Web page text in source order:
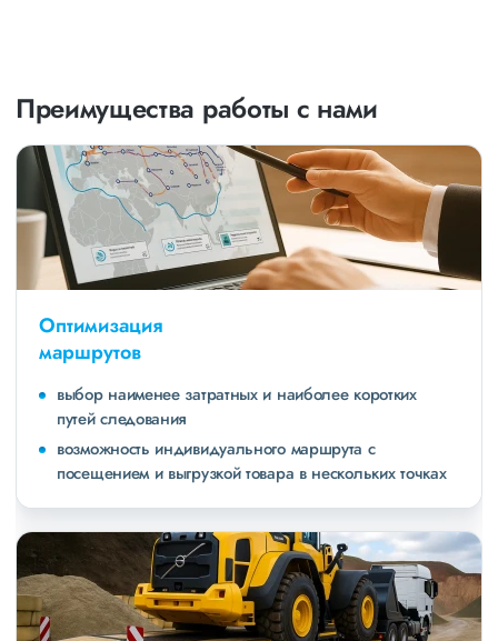
Преимущества работы с нами
Оптимизация
маршрутов
выбор наименее затратных и наиболее коротких
путей следования
возможность индивидуального маршрута с
посещением и выгрузкой товара в нескольких точках